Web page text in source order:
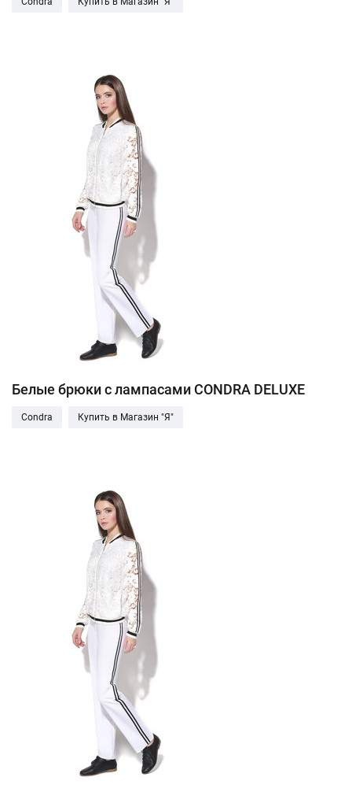
Белые брюки с лампасами CONDRA DELUXE
Condra Купить в Магазин "Я"